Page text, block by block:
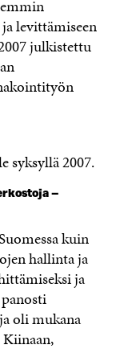
levittämiseen
julkistettu
syksyllä 2007.
–
kuin
hallinta ja
ja
oli mukana
Kiinaan,